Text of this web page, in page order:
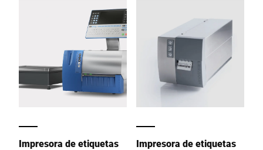
tecnología de pesaje
Bizerba es el kit de
perfecto para el
etiquetado manual de
precios.
funcionalidad avanzada
para satisfacer tus
necesidades actuales y
futuras con su hardware
basado en Intel® Atom™.
Impresora de etiquetas
Impresora de etiquetas